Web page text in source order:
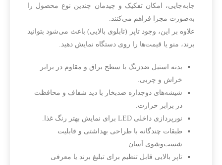
جابه‌جایی، امکان تفکیک و چیدمان چندین نوع محصول را
به‌صورت مجزا فراهم می‌کنند.
علاوه بر این، وجود تاپر (تابلوی بالایی) باعث می‌شود بتوانید
برند، منو یا قیمت‌ها را روی دستگاه نمایش دهید.
بدنه استیل ضدزنگ با سطح براق و مقاوم در برابر
خراش و چربی.
شیشه‌های دوجداره ضدبخار با دید شفاف و محافظت
در برابر حرارت.
نورپردازی داخلی LED برای نمایش بهتر رنگ غذا.
طبقات چندگانه با طراحی بهداشتی و قابلیت
شست‌وشوی آسان.
تاپر بالایی قابل تنظیم برای تبلیغ برند یا معرفی